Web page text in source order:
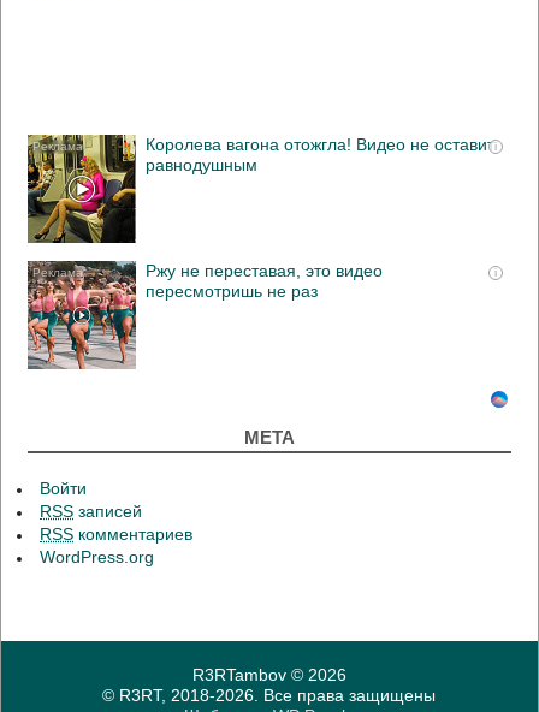
i
Королева вагона отожгла! Видео не оставит
равнодушным
i
Ржу не переставая, это видео
пересмотришь не раз
МЕТА
Войти
RSS записей
RSS комментариев
WordPress.org
R3RTambov© 2026
© R3RT, 2018-2026. Все права защищены